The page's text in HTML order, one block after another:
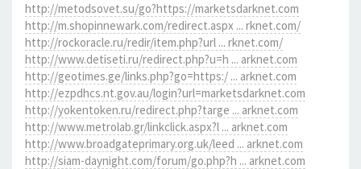
http://metodsovet.su/go?https://marketsdarknet.com
http://m.shopinnewark.com/redirect.aspx ... rknet.com/
http://rockoracle.ru/redir/item.php?url ... rknet.com/
http://www.detiseti.ru/redirect.php?u=h ... arknet.com
http://geotimes.ge/links.php?go=https:/ ... arknet.com
http://ezpdhcs.nt.gov.au/login?url=marketsdarknet.com
http://yokentoken.ru/redirect.php?targe ... arknet.com
http://www.metrolab.gr/linkclick.aspx?l ... arknet.com
http://www.broadgateprimary.org.uk/leed ... arknet.com
http://siam-daynight.com/forum/go.php?h ... arknet.com